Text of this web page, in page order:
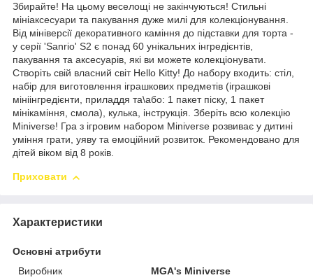
Збирайте! На цьому веселощі не закінчуються! Стильні
мініаксесуари та пакування дуже милі для колекціонування.
Від мініверсії декоративного каміння до підставки для торта -
у серії 'Sanrio' S2 є понад 60 унікальних інгредієнтів,
пакування та аксесуарів, які ви можете колекціонувати.
Створіть свій власний світ Hello Kitty! До набору входить: стіл,
набір для виготовлення іграшкових предметів (іграшкові
мініінгредієнти, приладдя та\або: 1 пакет піску, 1 пакет
мінікаміння, смола), кулька, інструкція. Зберіть всю колекцію
Miniverse! Гра з ігровим набором Miniverse розвиває у дитині
уміння грати, уяву та емоційний розвиток. Рекомендовано для
дітей віком від 8 років.
Приховати
Характеристики
Основні атрибути
Виробник
MGA's Miniverse